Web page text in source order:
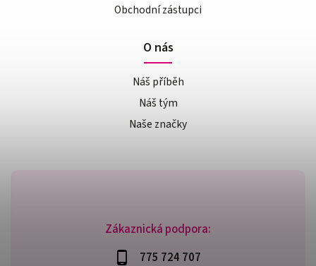
Zákaznická podpora:
775 724 707
Obchodní zástupci
O nás
Náš příběh
Náš tým
Naše značky